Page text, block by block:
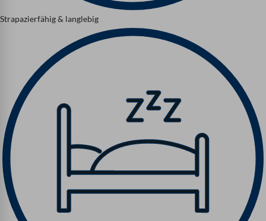
Strapazierfähig & langlebig